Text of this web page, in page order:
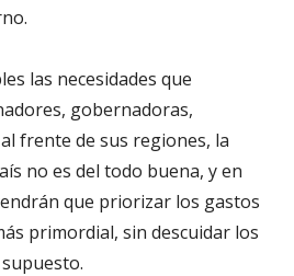
las necesidades que
gobernadoras,
frente de sus regiones, la
no es del todo buena, y en
que priorizar los gastos
primordial, sin descuidar los